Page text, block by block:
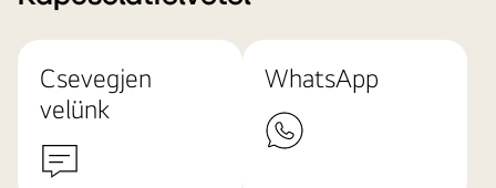
Csevegjen
velünk
WhatsApp